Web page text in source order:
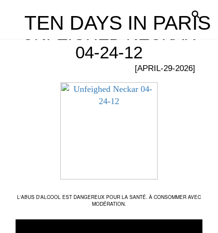
TEN DAYS IN PARIS
UNFEIGHED NECKAR
04-24-12
[APRIL-29-2026]
L'ABUS D'ALCOOL EST DANGEREUX POUR LA SANTÉ. À CONSOMMER AVEC
MODÉRATION.